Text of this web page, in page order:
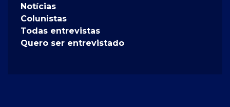
Notícias
Colunistas
Todas entrevistas
Quero ser entrevistado